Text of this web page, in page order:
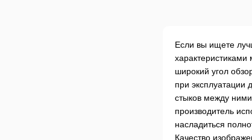
Если вы ищете
широкий угол
при эксплуатации
стыков между
производитель
насладиться
Качество